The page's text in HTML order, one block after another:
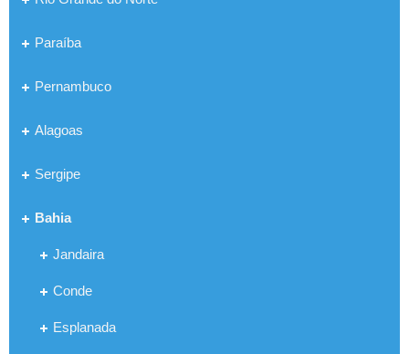
Paraíba
Pernambuco
Alagoas
Sergipe
Bahia
Jandaira
Conde
Esplanada